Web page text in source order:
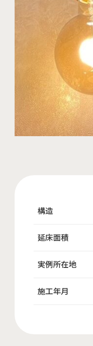
構造
延床面積
実例所在地
施工年月